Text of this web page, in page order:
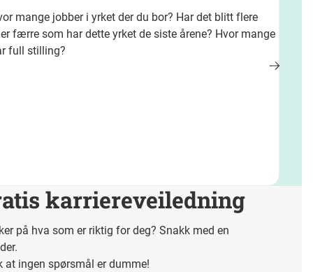
mange jobber i yrket der du bor? Har det blitt flere
færre som har dette yrket de siste årene? Hvor mange
full stilling?
karriereveiledning
på hva som er riktig for deg? Snakk med en
at ingen spørsmål er dumme!